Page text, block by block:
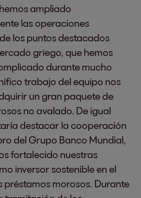
ampliado
las operaciones
los puntos destacados
griego, que hemos
durante mucho
trabajo del equipo nos
un gran paquete de
no avalado. De igual
destacar la cooperación
del Grupo Banco Mundial,
fortalecido nuestras
inversor sostenible en el
préstamos morosos. Durante